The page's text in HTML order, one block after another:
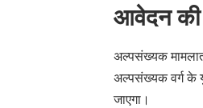
आवेदन की
अल्पसंख्यक मामलात
अल्पसंख्यक वर्ग के
जाएगा।